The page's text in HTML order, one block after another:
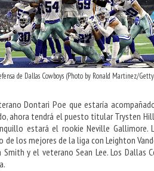
de Dallas Cowboys (Photo by Ronald Martinez/
Dontari Poe que estaría
ahora tendrá el puesto titular Trysten
estará el rookie Neville Gallimore.
los mejores de la liga con Leighton
y el veterano Sean Lee. Los Dallas